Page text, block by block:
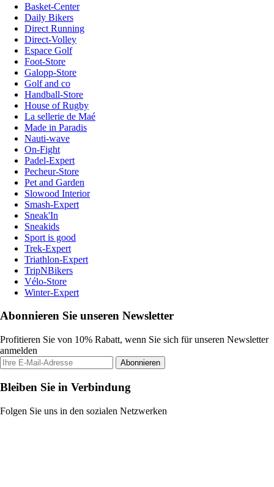
Basket-Center
Daily Bikers
Direct Running
Direct-Volley
Espace Golf
Foot-Store
Galopp-Store
Golf and co
Handball-Store
House of Rugby
La sellerie de Maé
Made in Paradis
Nauti-wave
On-Fight
Padel-Expert
Pecheur-Store
Pet and Garden
Slowood Interior
Smash-Expert
Sneak'In
Sneakids
Sport is good
Trek-Expert
Triathlon-Expert
TripNBikers
Vélo-Store
Winter-Expert
Abonnieren Sie unseren Newsletter
Profitieren Sie von 10% Rabatt, wenn Sie sich für unseren Newsletter
anmelden
Abonnieren
Bleiben Sie in Verbindung
Folgen Sie uns in den sozialen Netzwerken